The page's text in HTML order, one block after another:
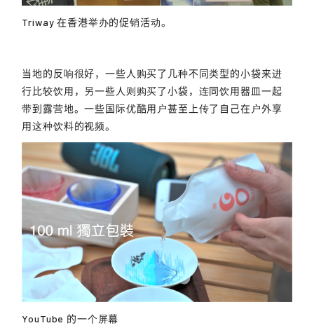
Triway 在香港举办的促销活动。
当地的反响很好，一些人购买了几种不同类型的小袋来进
行比较饮用，另一些人则购买了小袋，连同饮用器皿一起
带到露营地。一些国际优酷用户甚至上传了自己在户外享
用这种饮料的视频。
YouTube 的一个屏幕